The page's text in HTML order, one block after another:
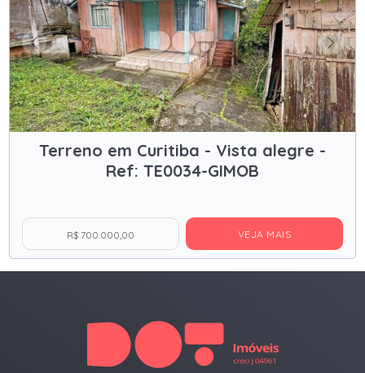
Terreno em Curitiba - Vista alegre -
Ref: TE0034-GIMOB
R$ 700.000,00 VEJA MAIS